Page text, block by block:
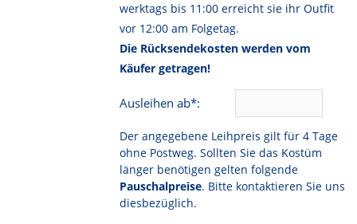
werktags bis 11:00 erreicht sie ihr Outfit
vor 12:00 am Folgetag.
Die Rücksendekosten werden vom
Käufer getragen!
Ausleihen ab*:
Der angegebene Leihpreis gilt für 4 Tage
ohne Postweg. Sollten Sie das Kostüm
länger benötigen gelten folgende
Pauschalpreise. Bitte kontaktieren Sie uns
diesbezüglich.